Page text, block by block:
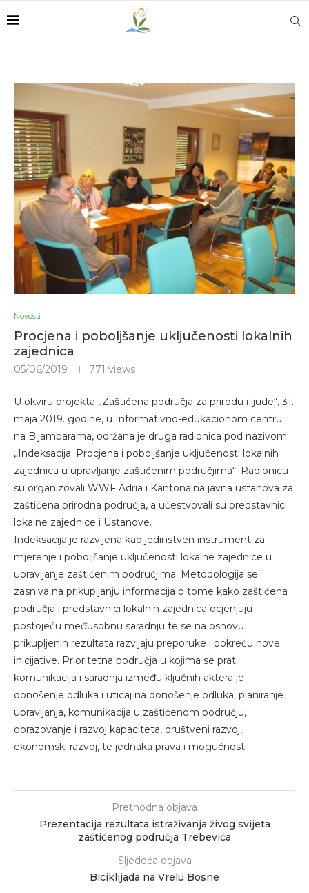
Novosti
Procjena i poboljšanje uključenosti lokalnih
zajednica
05/06/2019 771 views
U okviru projekta „Zaštićena područja za prirodu i ljude“, 31.
maja 2019. godine, u Informativno-edukacionom centru
na Bijambarama, održana je druga radionica pod nazivom
„Indeksacija: Procjena i poboljšanje uključenosti lokalnih
zajednica u upravljanje zaštićenim područjima“. Radionicu
su organizovali WWF Adria i Kantonalna javna ustanova za
zaštićena prirodna područja, a učestvovali su predstavnici
lokalne zajednice i Ustanove.
Indeksacija je razvijena kao jedinstven instrument za
mjerenje i poboljšanje uključenosti lokalne zajednice u
upravljanje zaštićenim područjima. Metodologija se
zasniva na prikupljanju informacija o tome kako zaštićena
područja i predstavnici lokalnih zajednica ocjenjuju
postojeću međusobnu saradnju te se na osnovu
prikupljenih rezultata razvijaju preporuke i pokreću nove
inicijative. Prioritetna područja u kojima se prati
komunikacija i saradnja između ključnih aktera je
donošenje odluka i uticaj na donošenje odluka, planiranje
upravljanja, komunikacija u zaštićenom području,
obrazovanje i razvoj kapaciteta, društveni razvoj,
ekonomski razvoj, te jednaka prava i mogućnosti.
Prethodna objava
Prezentacija rezultata istraživanja živog svijeta
zaštićenog područja Trebevića
Sljedeća objava
Biciklijada na Vrelu Bosne